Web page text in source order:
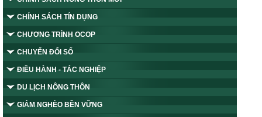
CHÍNH SÁCH TÍN DỤNG
CHƯƠNG TRÌNH OCOP
CHUYỂN ĐỔI SỐ
ĐIỀU HÀNH - TÁC NGHIỆP
DU LỊCH NÔNG THÔN
GIẢM NGHÈO BỀN VỮNG